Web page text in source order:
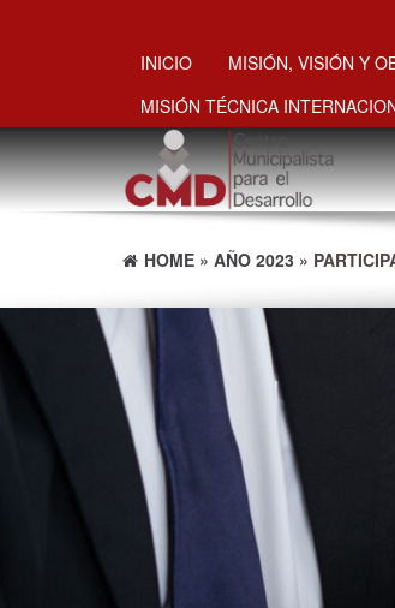
INICIO MISIÓN, VISIÓN Y
MISIÓN TÉCNICA
HOME » AÑO 2023 »